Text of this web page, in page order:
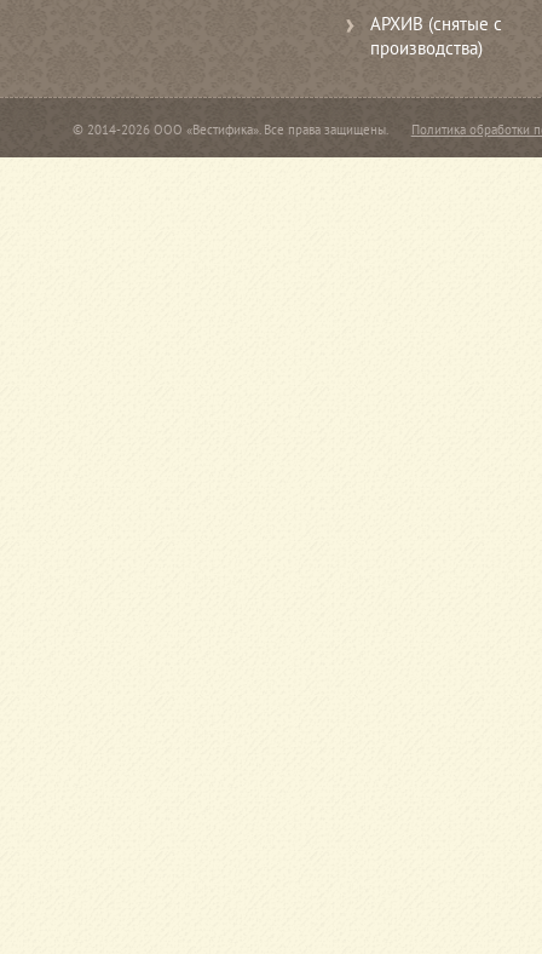
АРХИВ (снятые с
производства)
© 2014-2026 ООО «Вестифика». Все права защищены. Политика обработки